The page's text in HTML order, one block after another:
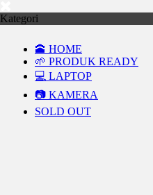
Kategori
🕋 HOME
🌱 PRODUK READY
💻 LAPTOP
📷 KAMERA
SOLD OUT